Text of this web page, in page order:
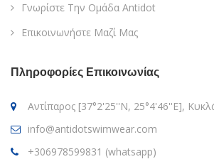
Γνωρίστε Την Ομάδα Antidot
Επικοινωνήστε Μαζί Μας
Πληροφορίες Επικοινωνίας
Αντίπαρος [37°2'25''N, 25°4'46''E],
info@antidotswimwear.com
+306978599831 (whatsapp)